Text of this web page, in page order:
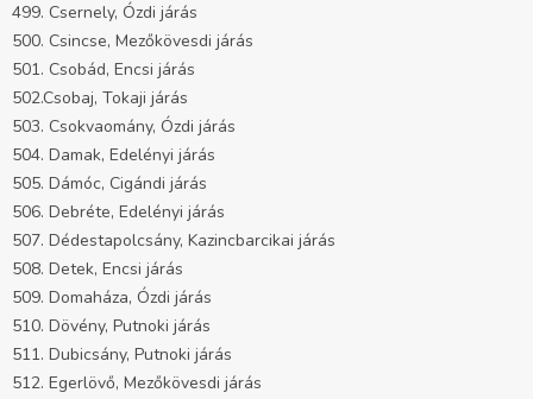
499. Csernely, Ózdi járás
500. Csincse, Mezőkövesdi járás
501. Csobád, Encsi járás
502.Csobaj, Tokaji járás
503. Csokvaomány, Ózdi járás
504. Damak, Edelényi járás
505. Dámóc, Cigándi járás
506. Debréte, Edelényi járás
507. Dédestapolcsány, Kazincbarcikai járás
508. Detek, Encsi járás
509. Domaháza, Ózdi járás
510. Dövény, Putnoki járás
511. Dubicsány, Putnoki járás
512. Egerlövő, Mezőkövesdi járás